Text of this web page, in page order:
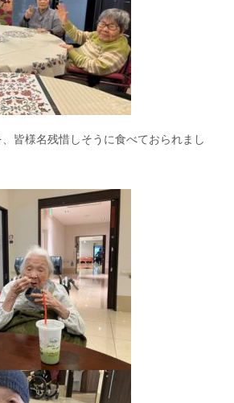
皆様名残惜しそうに食べておられまし